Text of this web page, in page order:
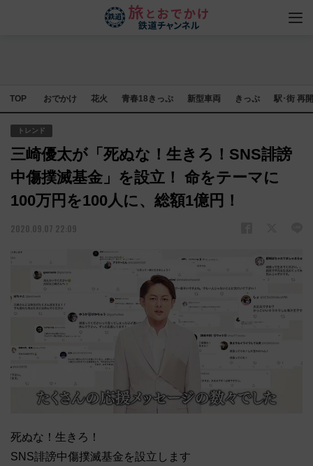
TOP おでかけ 花火 青春18きっぷ 新型車両 きっぷ 駅･街 再
トレンド
三崎優太が「死ぬな！生きろ！SNS誹謗
中傷撲滅基金」を設立！ 命をテーマに
100万円を100人に、総額1億円！
2020.09.07 22:09
死ぬな！生きろ！
SNS誹謗中傷撲滅基金を設立します